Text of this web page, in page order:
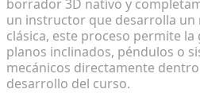
borrador 3D nativo y
un instructor que desarrolla un
clásica, este proceso permite
planos inclinados, péndulos o
mecánicos directamente
desarrollo del curso.